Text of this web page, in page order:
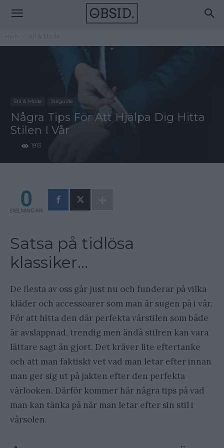
Stil & Mode Stilguide
Några Tips För Att Hjälpa Dig Hitta
Stilen I Vår
1913
0
DELNINGAR
Satsa på tidlösa
klassiker…
De flesta av oss går just nu och funderar på vilka
kläder och accessoarer som man är sugen på i vår.
För att hitta den där perfekta vårstilen som både
är avslappnad, trendig men ändå stilren kan vara
lättare sagt än gjort. Det kräver lite eftertanke
och att man faktiskt vet vad man letar efter innan
man ger sig ut på jakten efter den perfekta
vårlooken. Därför kommer här några tips på vad
man kan tänka på när man letar efter sin stil i
vårsolen.